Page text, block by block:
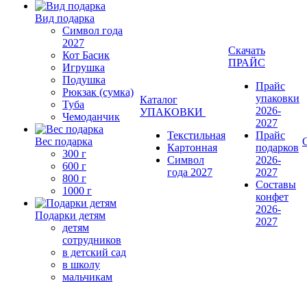
Вид подарка
Символ года
2027
Кот Басик
Игрушка
Подушка
Рюкзак (сумка)
Туба
Чемоданчик
Вес подарка
300 г
600 г
800 г
1000 г
Подарки детям
детям
сотрудников
в детский сад
в школу
мальчикам
Каталог
УПАКОВКИ
Текстильная
Картонная
Символ
года 2027
Скачать
ПРАЙС
Прайс
упаковки
2026-
2027
Прайс
подарков
2026-
2027
Составы
конфет
2026-
2027